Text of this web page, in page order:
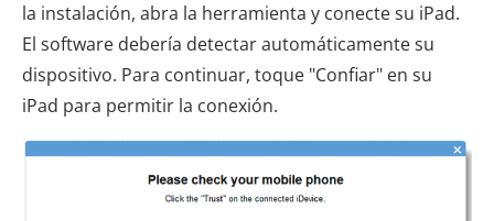
la instalación, abra la herramienta y conecte su iPad.
El software debería detectar automáticamente su
dispositivo. Para continuar, toque "Confiar" en su
iPad para permitir la conexión.